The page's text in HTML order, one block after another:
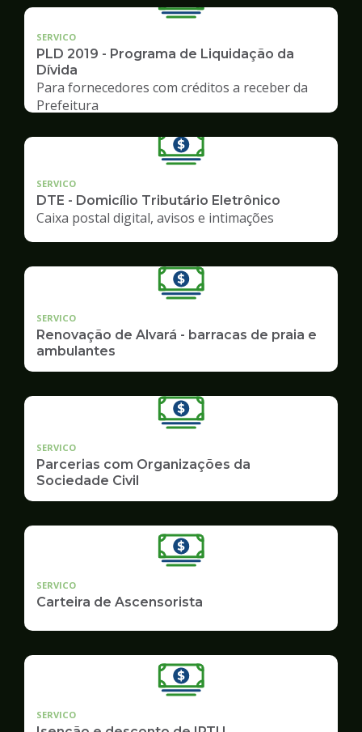
SERVICO
PLD 2019 - Programa de Liquidação da
Dívida
Para fornecedores com créditos a receber da
Prefeitura
SERVICO
DTE - Domicílio Tributário Eletrônico
Caixa postal digital, avisos e intimações
SERVICO
Renovação de Alvará - barracas de praia e
ambulantes
SERVICO
Parcerias com Organizações da
Sociedade Civil
SERVICO
Carteira de Ascensorista
SERVICO